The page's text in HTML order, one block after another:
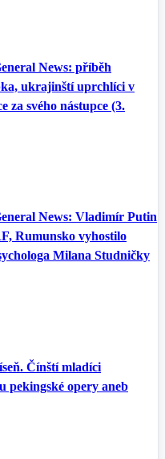
News: příběh
ukrajinští uprchlíci v
za svého nástupce (3.
News: Vladimír Putin
Rumunsko vyhostilo
Milana Studničky
Čínští mladíci
pekingské opery aneb